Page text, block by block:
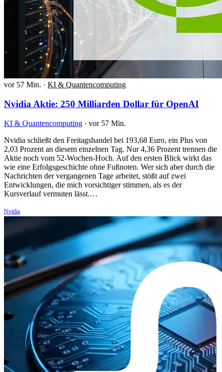
vor 57 Min. · KI & Quantencomputing
Nvidia Aktie: 250 Milliarden Dollar für OpenAI
KI & Quantencomputing · vor 57 Min.
Nvidia schließt den Freitagshandel bei 193,68 Euro, ein Plus von
2,03 Prozent an diesem einzelnen Tag. Nur 4,36 Prozent trennen die
Aktie noch vom 52-Wochen-Hoch. Auf den ersten Blick wirkt das
wie eine Erfolgsgeschichte ohne Fußnoten. Wer sich aber durch die
Nachrichten der vergangenen Tage arbeitet, stößt auf zwei
Entwicklungen, die mich vorsichtiger stimmen, als es der
Kursverlauf vermuten lässt.…
Nvidia